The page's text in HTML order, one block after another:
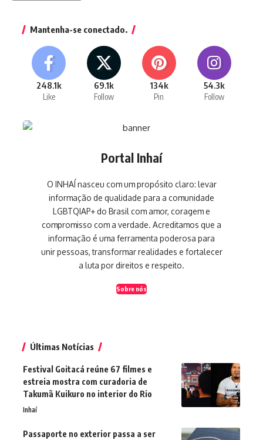
Mantenha-se conectado.
248.1k
Like
69.1k
Follow
134k
Pin
54.3k
Follow
Portal Inhaí
O INHAÍ nasceu com um propósito claro: levar
informação de qualidade para a comunidade
LGBTQIAP+ do Brasil com amor, coragem e
compromisso com a verdade. Acreditamos que a
informação é uma ferramenta poderosa para
unir pessoas, transformar realidades e fortalecer
a luta por direitos e respeito.
Sobre nós
Últimas Notícias
Festival Goitacá reúne 67 filmes e
estreia mostra com curadoria de
Takumã Kuikuro no interior do Rio
Inhaí
Passaporte no exterior passa a ser